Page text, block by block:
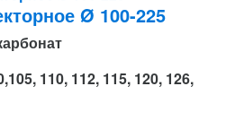
Ø 100-225
110, 112, 115, 120, 126,